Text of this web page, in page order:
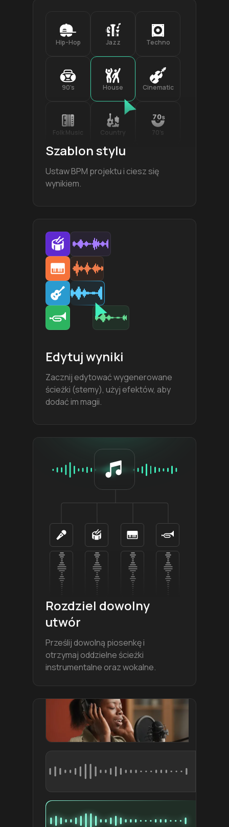
Hip-Hop Jazz Techno
90’s House Cinematic
Folk Music Country 70’s
Szablon stylu
Ustaw BPM projektu i ciesz się
wynikiem.
Edytuj wyniki
Zacznij edytować wygenerowane
ścieżki (stemy), użyj efektów, aby
dodać im magii.
Rozdziel dowolny
utwór
Prześlij dowolną piosenkę i
otrzymaj oddzielne ścieżki
instrumentalne oraz wokalne.